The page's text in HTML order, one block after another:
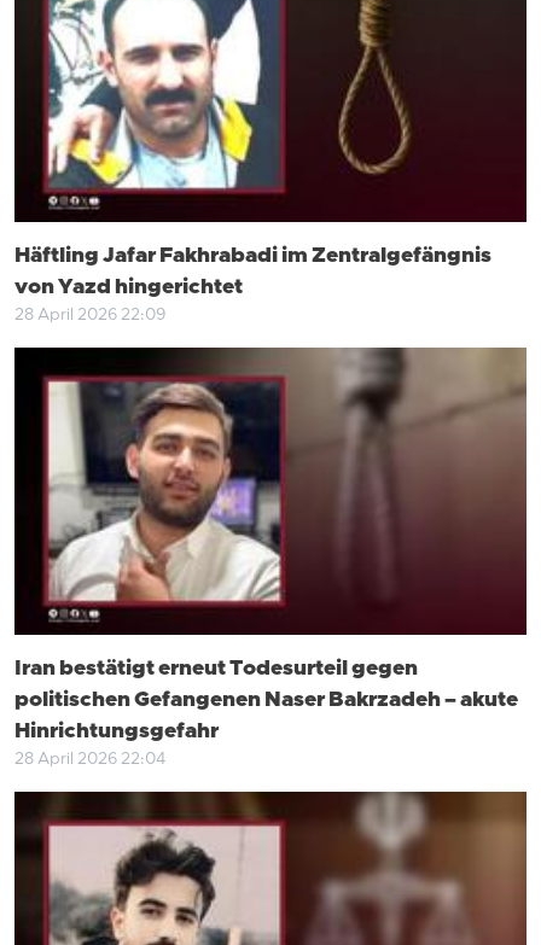
Häftling Jafar Fakhrabadi im Zentralgefängnis
von Yazd hingerichtet
28 April 2026 22:09
Iran bestätigt erneut Todesurteil gegen
politischen Gefangenen Naser Bakrzadeh – akute
Hinrichtungsgefahr
28 April 2026 22:04